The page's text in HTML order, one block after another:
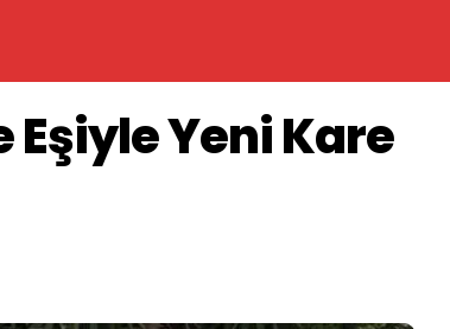
Yeni Kare